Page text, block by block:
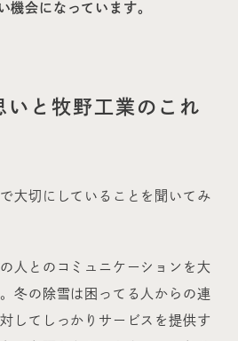
機会になっています。
いと牧野工業のこれ
大切にしていることを聞いてみ
人とのコミュニケーションを大
冬の除雪は困ってる人からの連
してしっかりサービスを提供す